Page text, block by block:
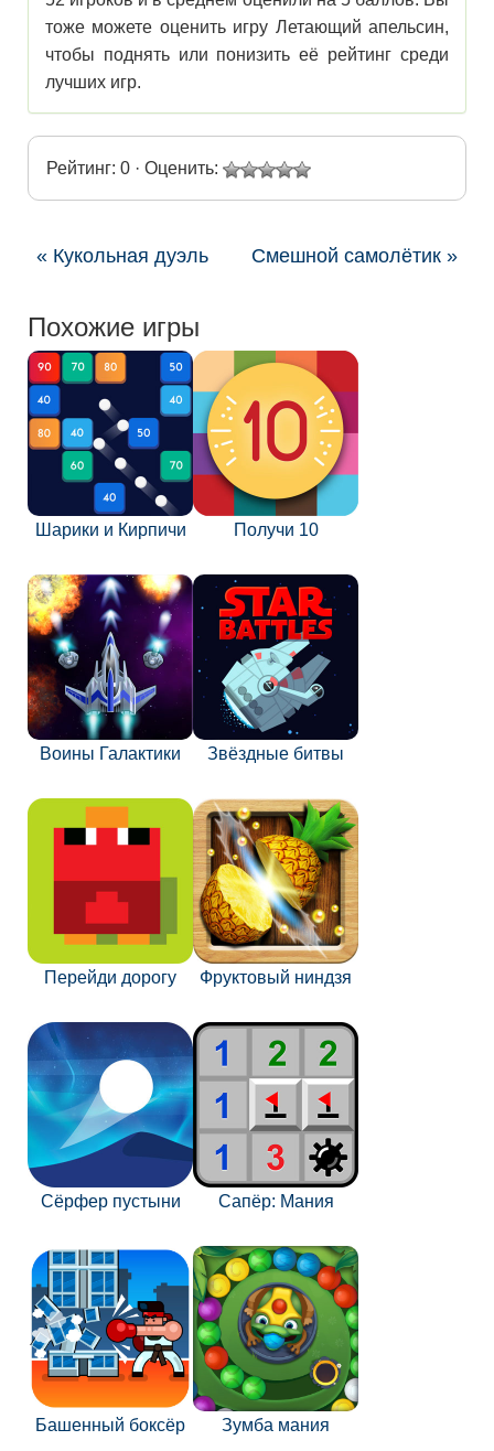
тоже можете оценить игру Летающий апельсин,
чтобы поднять или понизить её рейтинг среди
лучших игр.
Рейтинг: 0 · Оценить:
« Кукольная дуэль Смешной самолётик »
Похожие игры
Шарики и Кирпичи Получи 10
Воины Галактики Звёздные битвы
Перейди дорогу Фруктовый ниндзя
Сёрфер пустыни Сапёр: Мания
Башенный боксёр Зумба мания